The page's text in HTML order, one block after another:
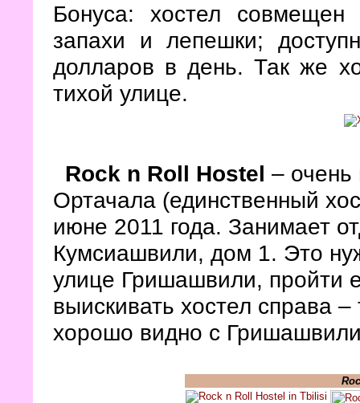
Бонуса: хостел совмещен
запахи и лепешки;
долларов в день. Так же
тихой улице.
Rock n Roll Hostel –
Ортачала (единственный
июне 2011 года. Занимает
Кумсиашвили, дом 1. Это
улице Гришашвили, пройти
выискивать хостел справа
хорошо видно с